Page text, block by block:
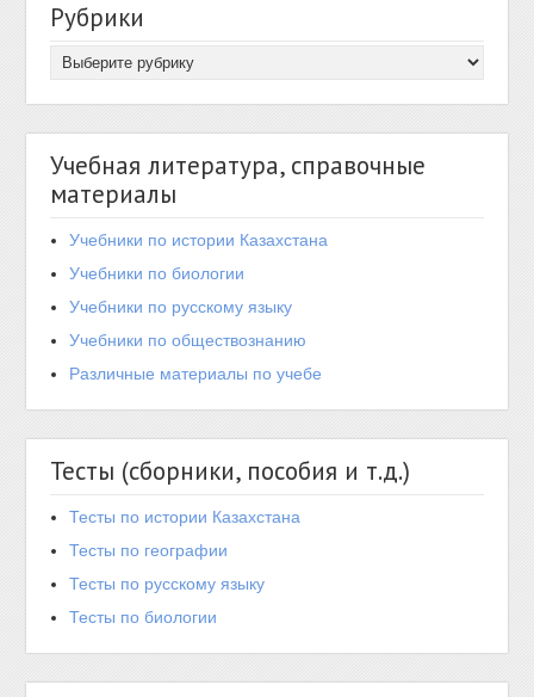
Рубрики
Учебная литература, справочные
материалы
Учебники по истории Казахстана
Учебники по биологии
Учебники по русскому языку
Учебники по обществознанию
Различные материалы по учебе
Тесты (сборники, пособия и т.д.)
Тесты по истории Казахстана
Тесты по географии
Тесты по русскому языку
Тесты по биологии